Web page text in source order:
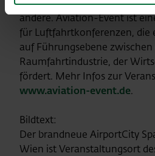
Air), Tobias Pogorevc
andere. Aviation-Event ist
für Luftfahrtkonferenzen, die
auf Führungsebene
Raumfahrtindustrie, der
fördert. Mehr Infos zur
www.aviation-event.de.
Bildtext:
Der brandneue AirportCity
Wien ist Veranstaltungsort